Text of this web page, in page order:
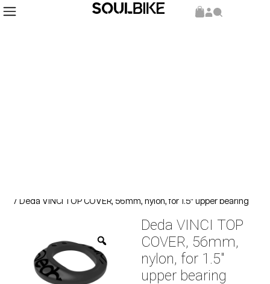
/ Deda VINCI TOP COVER, 56mm, nylon, for 1.5″ upper bearing
Deda VINCI TOP
COVER, 56mm,
nylon, for 1.5″
upper bearing